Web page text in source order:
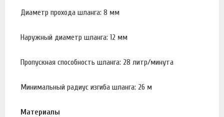
Диаметр прохода шланга: 8 мм
Наружный диаметр шланга: 12 мм
Пропускная способность шланга: 28 литр/минута
Минимальный радиус изгиба шланга: 26 м
Материалы